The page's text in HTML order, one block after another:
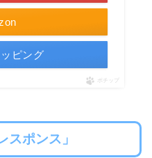
ピング
ポチップ
ポンス」